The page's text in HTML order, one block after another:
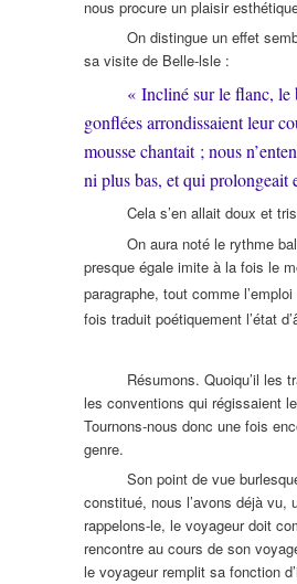
nous procure un plaisir
On distingue un effet
sa visite de Belle-lsle :
« Incliné sur le flanc, le
gonflées arrondissaient leur
mousse chantait ; nous
ni plus bas, et qui prolongeait
Cela s’en allait doux et
On aura noté le rythme
presque égale imite à la fois le
paragraphe, tout comme
fois traduit poétiquement l’état
Résumons. Quoiqu’il les
les conventions qui régissaient
Tournons-nous donc une fois
genre.
Son point de vue
constitué, nous l’avons déjà
rappelons-le, le voyageur doit
rencontre au cours de son
le voyageur remplit sa fonction